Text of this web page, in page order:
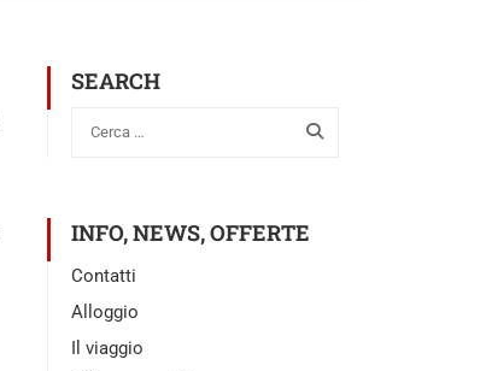
SEARCH
INFO, NEWS, OFFERTE
Contatti
Alloggio
Il viaggio